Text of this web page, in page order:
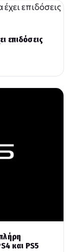
επιδόσεις
και PS5